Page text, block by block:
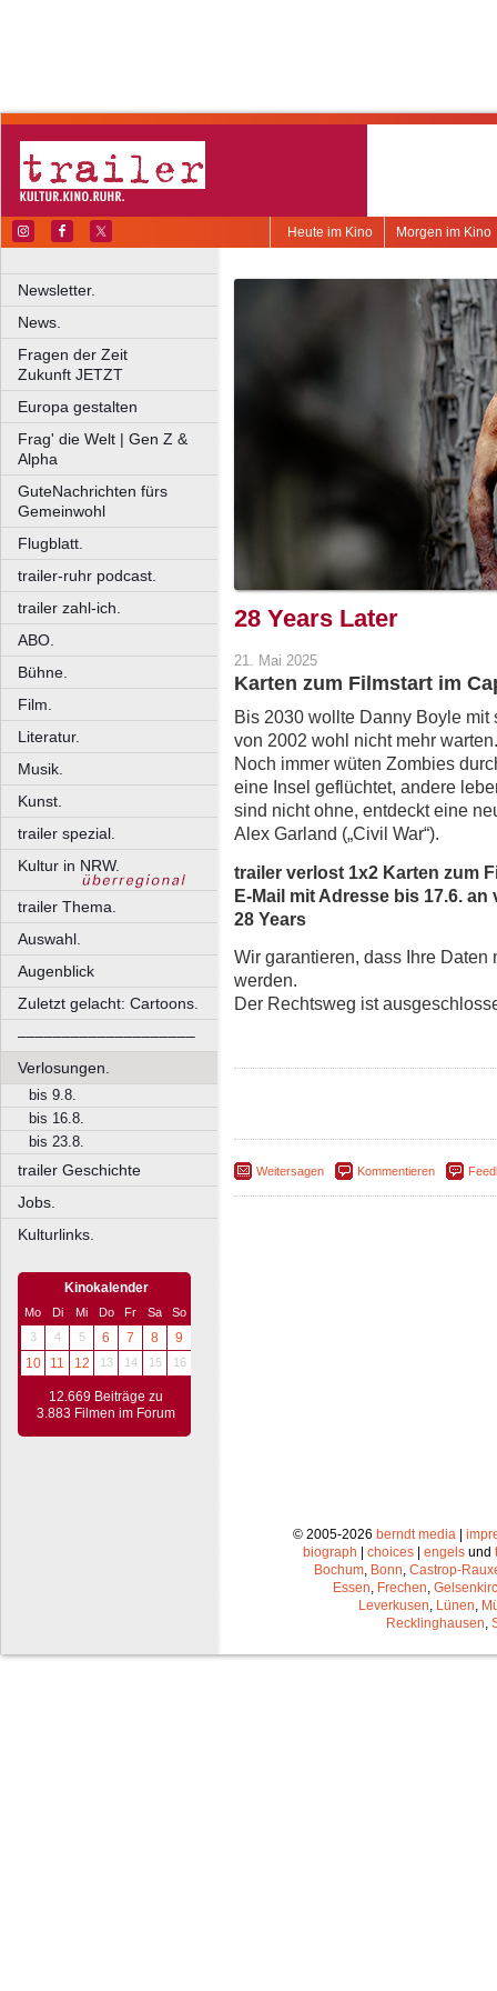
Morgen im Kino
Heute im Kino
Newsletter.
News.
Fragen der Zeit
Zukunft JETZT
Europa gestalten
Frag' die Welt | Gen Z &
Alpha
GuteNachrichten fürs
Gemeinwohl
Flugblatt.
trailer-ruhr podcast.
trailer zahl-ich.
ABO.
Bühne.
Film.
Literatur.
Musik.
Kunst.
trailer spezial.
Kultur in NRW.
trailer Thema.
Auswahl.
Augenblick
Zuletzt gelacht: Cartoons.
––––––––––––––––––––
Verlosungen.
bis 9.8.
bis 16.8.
bis 23.8.
trailer Geschichte
Jobs.
Kulturlinks.
Kinokalender
Mo Di Mi Do Fr Sa
So
3
4 5 6 7 8
9
10
11 12 13 14 15 16
12.669 Beiträge zu
3.883 Filmen im Forum
28 Years Later
21. Mai 2025
Karten zum Filmstart im
Bis 2030 wollte Danny Boyle mit
von 2002 wohl nicht mehr
Noch immer wüten Zombies
eine Insel geflüchtet, andere
sind nicht ohne, entdeckt eine
Alex Garland („Civil War“).
trailer verlost 1x2 Karten zum
E-Mail mit Adresse bis 17.6.
28 Years
Wir garantieren, dass Ihre
werden.
Der Rechtsweg ist
Weitersagen Kommentieren
© 2005-2026 berndt media|
biograph
choices engels und
Bochum, Bonn, Castrop-
Essen, Frechen,
Leverkusen, Lünen,
Recklinghausen,